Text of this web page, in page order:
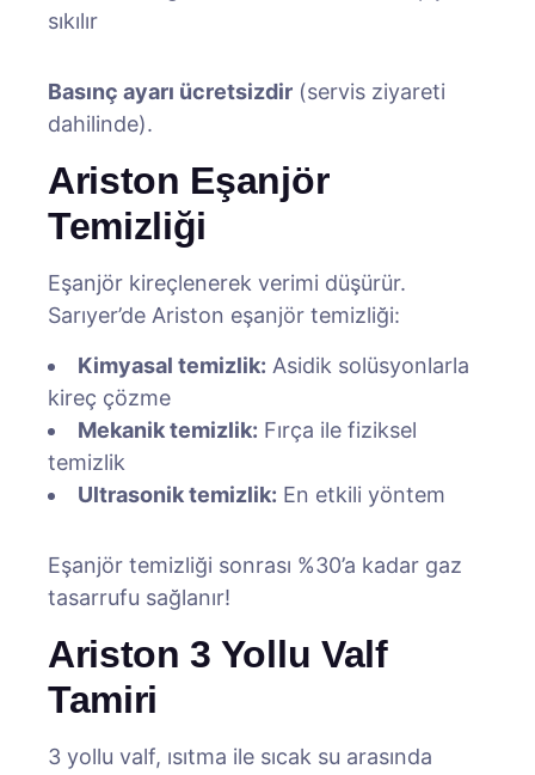
sıkılır
Basınç ayarı ücretsizdir (servis ziyareti
dahilinde).
Ariston Eşanjör
Temizliği
Eşanjör kireçlenerek verimi düşürür.
Sarıyer’de Ariston eşanjör temizliği:
Kimyasal temizlik: Asidik solüsyonlarla
kireç çözme
Mekanik temizlik: Fırça ile fiziksel
temizlik
Ultrasonik temizlik: En etkili yöntem
Eşanjör temizliği sonrası %30’a kadar gaz
tasarrufu sağlanır!
Ariston 3 Yollu Valf
Tamiri
3 yollu valf, ısıtma ile sıcak su arasında